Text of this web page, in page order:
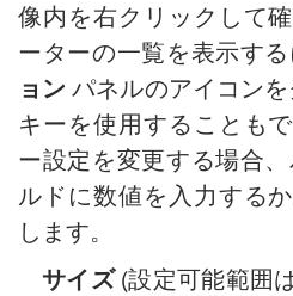
像内を右クリックして
ーターの一覧を表示する
ョン パネルのアイコンを
キーを使用することも
ー設定を変更する場合
ルドに数値を入力する
します。
サイズ(設定可能範囲